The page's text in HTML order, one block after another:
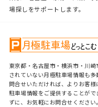
場探しをサポートします。
東京都・名古屋市・横浜市・川
されていない月極駐車場情報も
問合せいただければ、よりお客
駐車場情報をご提供することが
ずに、お気軽にお問合せください。